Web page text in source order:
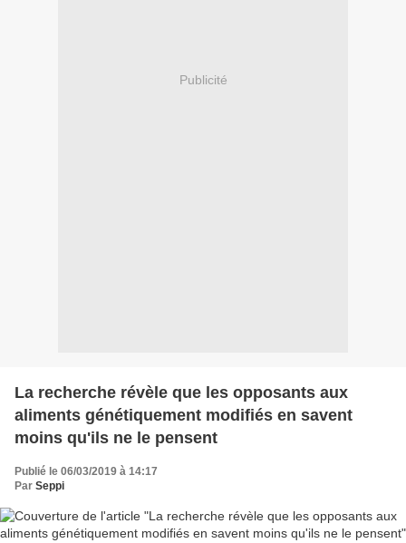
Publicité
La recherche révèle que les opposants aux
aliments génétiquement modifiés en savent
moins qu'ils ne le pensent
Publié le 06/03/2019 à 14:17
Par Seppi